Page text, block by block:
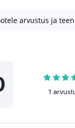
arvustus ja
1